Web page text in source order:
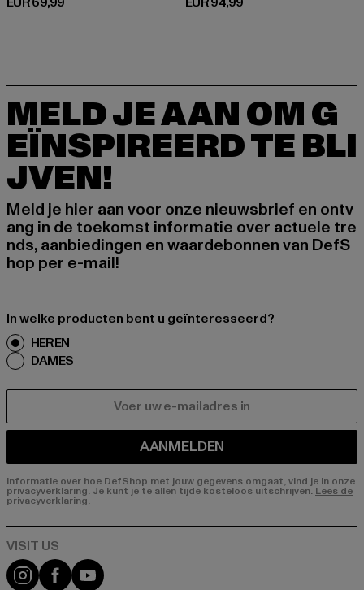
MELD JE AAN OM G
EÏNSPIREERD TE BLI
JVEN!
Meld je hier aan voor onze nieuwsbrief en ontv
ang in de toekomst informatie over actuele tre
nds, aanbiedingen en waardebonnen van DefS
hop per e-mail!
In welke producten bent u geïnteresseerd?
HEREN
DAMES
AANMELDEN
Informatie over hoe DefShop met jouw gegevens omgaat, vind je in onze
privacyverklaring. Je kunt je te allen tijde kosteloos uitschrijven. Lees de
privacyverklaring.
Visit our Instagram page:
Visit our Facebook page:
Visit our YouTube channel: